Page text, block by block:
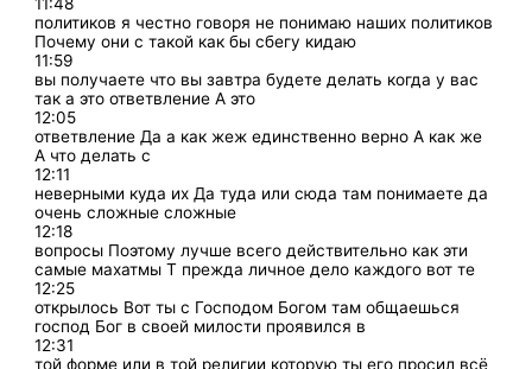
политиков я честно говоря не понимаю наших политиков
Почему они с такой как бы сбегу кидаю
11:59
вы получаете что вы завтра будете делать когда у вас
так а это ответвление А это
12:05
ответвление Да а как жеж единственно верно А как же
А что делать с
12:11
неверными куда их Да туда или сюда там понимаете да
очень сложные сложные
12:18
вопросы Поэтому лучше всего действительно как эти
самые махатмы Т прежда личное дело каждого вот те
12:25
открылось Вот ты с Господом Богом там общаешься
господ Бог в своей милости проявился в
12:31
той форме или в той религии которую ты его просил всё